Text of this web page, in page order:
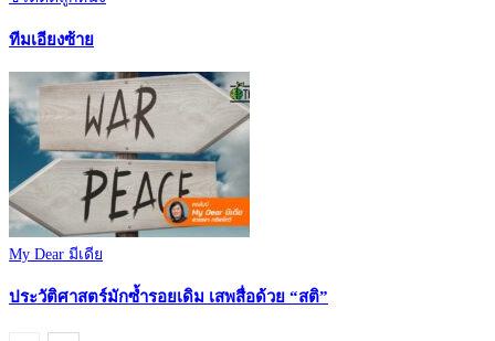
ทีมเอียงซ้าย
My Dear มีเดีย
ประวัติศาสตร์มักซ้ำรอยเดิม เสพสื่อด้วย “สติ”